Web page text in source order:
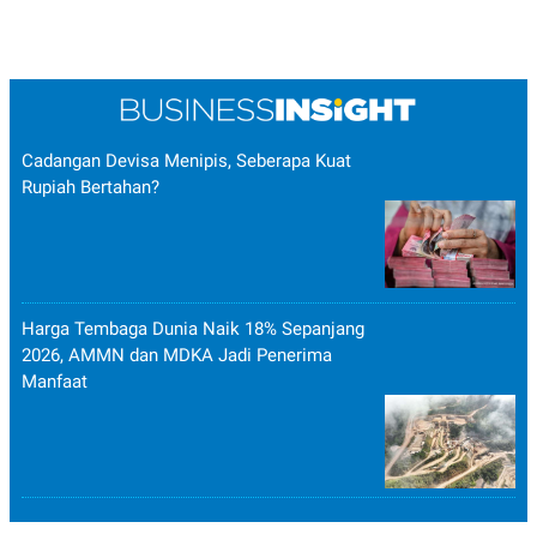
Cadangan Devisa Menipis, Seberapa Kuat
Rupiah Bertahan?
Harga Tembaga Dunia Naik 18% Sepanjang
2026, AMMN dan MDKA Jadi Penerima
Manfaat